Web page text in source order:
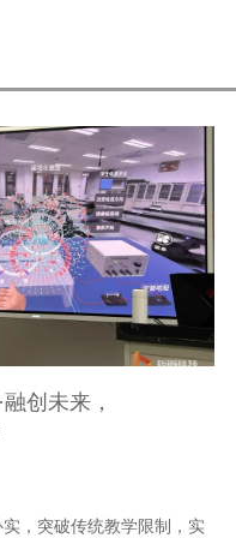
创未来，
，突破传统教学限制，实